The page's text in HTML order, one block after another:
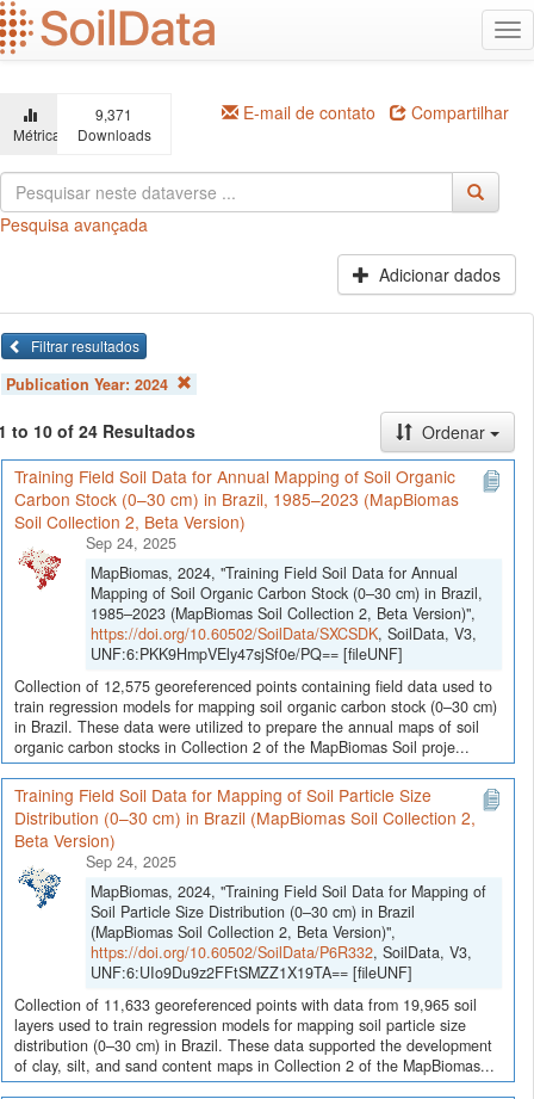
Ir
para
o
principal
Métricas
9,371
Downloads
E-mail de contato Compartilhar
Pesquisa avançada
Adicionar dados
Filtrar resultados
Publication Year: 2024
to 10 of 24 Resultados
Ordenar
Training Field Soil Data for Annual Mapping of Soil Organic
Carbon Stock (0–30 cm) in Brazil, 1985–2023 (MapBiomas
Soil Collection 2, Beta Version)
Sep 24, 2025
MapBiomas, 2024, "Training Field Soil Data for Annual
Mapping of Soil Organic Carbon Stock (0–30 cm) in Brazil,
1985–2023 (MapBiomas Soil Collection 2, Beta Version)",
https://doi.org/10.60502/SoilData/SXCSDK, SoilData, V3,
UNF:6:PKK9HmpVEly47sjSf0e/PQ== [fileUNF]
Collection of 12,575 georeferenced points containing field data used to
train regression models for mapping soil organic carbon stock (0–30 cm)
in Brazil. These data were utilized to prepare the annual maps of soil
organic carbon stocks in Collection 2 of the MapBiomas Soil proje...
Training Field Soil Data for Mapping of Soil Particle Size
Distribution (0–30 cm) in Brazil (MapBiomas Soil Collection 2,
Beta Version)
Sep 24, 2025
MapBiomas, 2024, "Training Field Soil Data for Mapping of
Soil Particle Size Distribution (0–30 cm) in Brazil
(MapBiomas Soil Collection 2, Beta Version)",
https://doi.org/10.60502/SoilData/P6R332, SoilData, V3,
UNF:6:UIo9Du9z2FFtSMZZ1X19TA== [fileUNF]
Collection of 11,633 georeferenced points with data from 19,965 soil
layers used to train regression models for mapping soil particle size
distribution (0–30 cm) in Brazil. These data supported the development
of clay, silt, and sand content maps in Collection 2 of the MapBiomas...